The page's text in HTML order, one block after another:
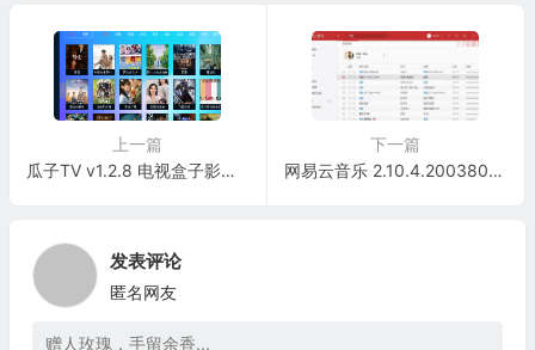
上一篇
瓜子TV v1.2.8 电视盒子影视点播软件-免费无限制
下一篇
网易云音乐 2.10.4.200380PC电脑版 绿色版
发表评论
匿名网友